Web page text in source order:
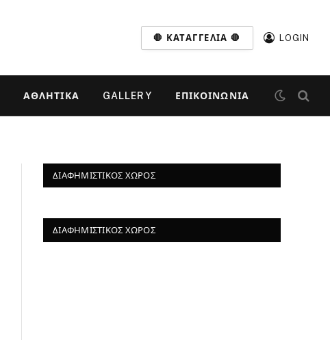
🛑 ΚΑΤΑΓΓΕΛΊΑ 🛑 LOGIN
ΑΘΛΗΤΙΚΆ GALLERY ΕΠΙΚΟΙΝΩΝΊΑ
ΔΙΑΦΗΜΙΣΤΙΚΌΣ ΧΏΡΟΣ
ΔΙΑΦΗΜΙΣΤΙΚΌΣ ΧΏΡΟΣ